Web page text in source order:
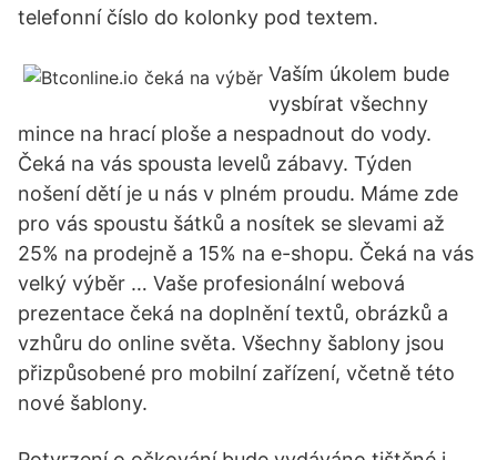
telefonní číslo do kolonky pod textem.
Vaším úkolem bude
vysbírat všechny
mince na hrací ploše a nespadnout do vody.
Čeká na vás spousta levelů zábavy. Týden
nošení dětí je u nás v plném proudu. Máme zde
pro vás spoustu šátků a nosítek se slevami až
25% na prodejně a 15% na e-shopu. Čeká na vás
velký výběr … Vaše profesionální webová
prezentace čeká na doplnění textů, obrázků a
vzhůru do online světa. Všechny šablony jsou
přizpůsobené pro mobilní zařízení, včetně této
nové šablony.